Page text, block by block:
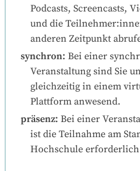
Podcasts, Screencasts,
und die
anderen Zeitpunkt
synchron: Bei einer
Veranstaltung sind Sie
gleichzeitig in einem
Plattform anwesend.
präsenz: Bei einer
ist die Teilnahme am
Hochschule